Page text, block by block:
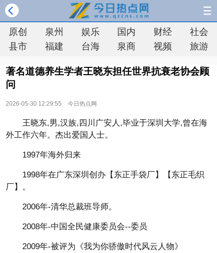
原创 泉州 娱乐 国内 财经
社会
县市
福建 台海 泉商 视频 旅游
著名道德养生学者王晓东担任世界抗衰老协会顾
问
2026-05-30 12:29:55 今日热点网
王晓东,男,汉族,四川广安人,毕业于深圳大学,曾在海
外工作六年。杰出爱国人士。
1997年海外归来
1998年在广东深圳创办【东正手袋厂】【东正毛织
厂】。
2006年-清华总裁班导师。
2008年-中国全民健康委员会--委员
2009年-被评为《我为你骄傲时代风云人物》